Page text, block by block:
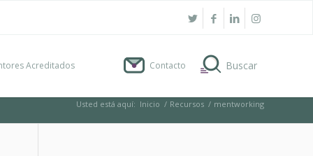
Acreditados Contacto
Usted está aquí: Inicio / Recursos / mentworking